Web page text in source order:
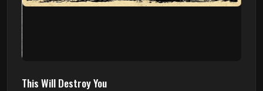
This Will Destroy You
09.08 - Poznań, Klub 2progi
Sound Of The Ages Festival